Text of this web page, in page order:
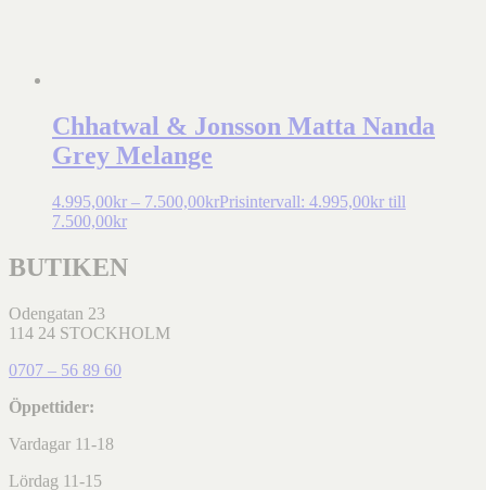
Chhatwal & Jonsson Matta Nanda
Grey Melange
4.995,00kr – 7.500,00krPrisintervall: 4.995,00kr till
7.500,00kr
BUTIKEN
Odengatan 23
114 24 STOCKHOLM
0707 – 56 89 60
Öppettider:
Vardagar 11-18
Lördag 11-15